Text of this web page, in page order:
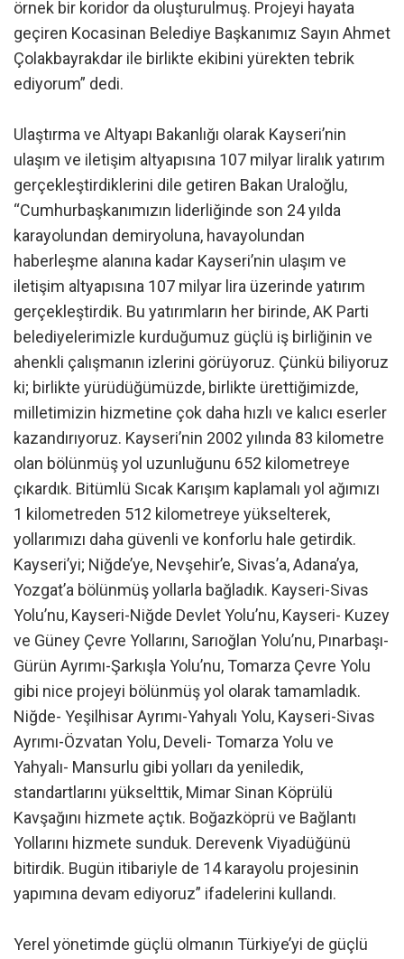
örnek bir koridor da oluşturulmuş. Projeyi hayata
geçiren Kocasinan Belediye Başkanımız Sayın Ahmet
Çolakbayrakdar ile birlikte ekibini yürekten tebrik
ediyorum” dedi.
Ulaştırma ve Altyapı Bakanlığı olarak Kayseri’nin
ulaşım ve iletişim altyapısına 107 milyar liralık yatırım
gerçekleştirdiklerini dile getiren Bakan Uraloğlu,
“Cumhurbaşkanımızın liderliğinde son 24 yılda
karayolundan demiryoluna, havayolundan
haberleşme alanına kadar Kayseri’nin ulaşım ve
iletişim altyapısına 107 milyar lira üzerinde yatırım
gerçekleştirdik. Bu yatırımların her birinde, AK Parti
belediyelerimizle kurduğumuz güçlü iş birliğinin ve
ahenkli çalışmanın izlerini görüyoruz. Çünkü biliyoruz
ki; birlikte yürüdüğümüzde, birlikte ürettiğimizde,
milletimizin hizmetine çok daha hızlı ve kalıcı eserler
kazandırıyoruz. Kayseri’nin 2002 yılında 83 kilometre
olan bölünmüş yol uzunluğunu 652 kilometreye
çıkardık. Bitümlü Sıcak Karışım kaplamalı yol ağımızı
1 kilometreden 512 kilometreye yükselterek,
yollarımızı daha güvenli ve konforlu hale getirdik.
Kayseri’yi; Niğde’ye, Nevşehir’e, Sivas’a, Adana’ya,
Yozgat’a bölünmüş yollarla bağladık. Kayseri-Sivas
Yolu’nu, Kayseri-Niğde Devlet Yolu’nu, Kayseri- Kuzey
ve Güney Çevre Yollarını, Sarıoğlan Yolu’nu, Pınarbaşı-
Gürün Ayrımı-Şarkışla Yolu’nu, Tomarza Çevre Yolu
gibi nice projeyi bölünmüş yol olarak tamamladık.
Niğde- Yeşilhisar Ayrımı-Yahyalı Yolu, Kayseri-Sivas
Ayrımı-Özvatan Yolu, Develi- Tomarza Yolu ve
Yahyalı- Mansurlu gibi yolları da yeniledik,
standartlarını yükselttik, Mimar Sinan Köprülü
Kavşağını hizmete açtık. Boğazköprü ve Bağlantı
Yollarını hizmete sunduk. Derevenk Viyadüğünü
bitirdik. Bugün itibariyle de 14 karayolu projesinin
yapımına devam ediyoruz” ifadelerini kullandı.
Yerel yönetimde güçlü olmanın Türkiye’yi de güçlü